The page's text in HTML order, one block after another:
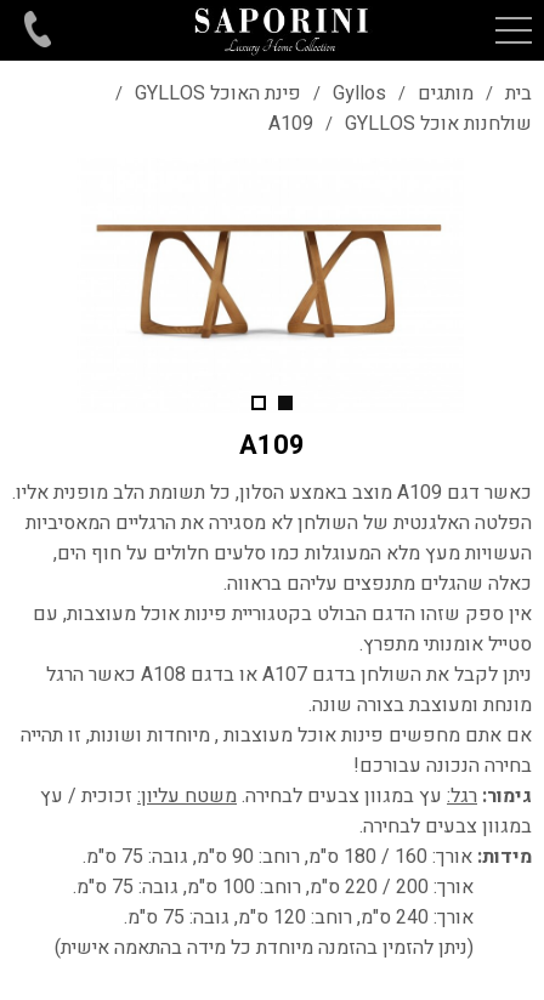
בית / מותגים /
Gyllos
/ פינת האוכל GYLLOS /
שולחנות אוכל GYLLOS /
A109
A109
כאשר דגם A109מוצב באמצע הסלון, כל תשומת הלב מופנית אליו.
הפלטה האלגנטית של השולחן לא מסגירה את הרגליים המאסיביות
העשויות מעץ מלא המעוגלות כמו סלעים חלולים על חוף הים,
כאלה שהגלים מתנפצים עליהם בראווה.
אין ספק שזהו הדגם הבולט בקטגוריית פינות אוכל מעוצבות, עם
סטייל אומנותי מתפרץ.
ניתן לקבל את השולחן בדגם A107 או בדגם A108 כאשר הרגל
מונחת ומעוצבת בצורה שונה.
אם אתם מחפשים פינות אוכל מעוצבות , מיוחדות ושונות, זו תהייה
בחירה הנכונה עבורכם!
גימור: רגל: עץ במגוון צבעים לבחירה.משטח עליון: זכוכית / עץ
במגוון צבעים לבחירה.
מידות: אורך: 160 / 180 ס"מ, רוחב: 90 ס"מ, גובה: 75 ס"מ.
אורך: 200 / 220 ס"מ, רוחב: 100 ס"מ, גובה: 75 ס"מ.
אורך: 240 ס"מ, רוחב: 120 ס"מ, גובה: 75 ס"מ.
(ניתן להזמין בהזמנה מיוחדת כל מידה בהתאמה אישית)